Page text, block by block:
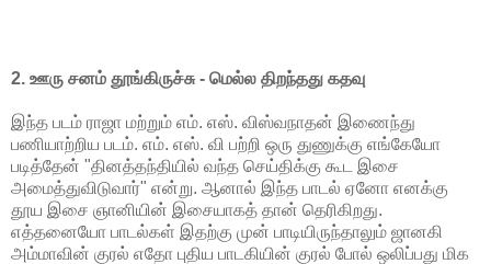
2. ஊரு சனம் தூங்கிருச்சு - மெல்ல திறந்தது கதவு
இந்த படம் ராஜா மற்றும் எம். எஸ். விஸ்வநாதன் இணைந்து
பணியாற்றிய படம். எம். எஸ். வி பற்றி ஒரு துணுக்கு எங்கேயோ
படித்தேன் "தினத்தந்தியில் வந்த செய்திக்கு கூட இசை
அமைத்துவிடுவார்" என்று. ஆனால் இந்த பாடல் ஏனோ எனக்கு
தூய இசை ஞானியின் இசையாகத் தான் தெரிகிறது.
எத்தனையோ பாடல்கள் இதற்கு முன் பாடியிருந்தாலும் ஜானகி
அம்மாவின் குரல் எதோ புதிய பாடகியின் குரல் போல் ஒலிப்பது மிக